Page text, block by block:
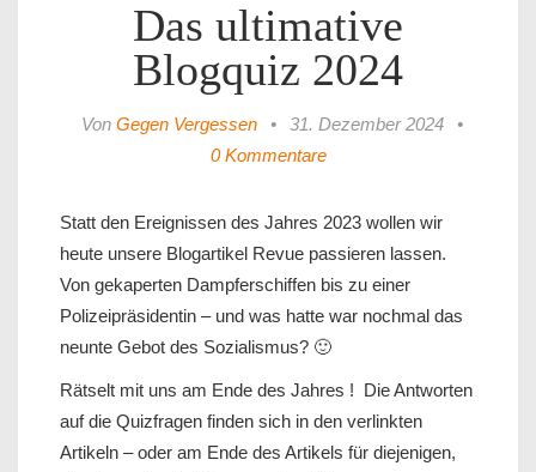
Das ultimative
Blogquiz 2024
Von Gegen Vergessen • 31. Dezember 2024
•
0 Kommentare
Statt den Ereignissen des Jahres 2023 wollen wir
heute unsere Blogartikel Revue passieren lassen.
Von gekaperten Dampferschiffen bis zu einer
Polizeipräsidentin – und was hatte war nochmal das
neunte Gebot des Sozialismus? 🙂
Rätselt mit uns am Ende des Jahres ! Die Antworten
auf die Quizfragen finden sich in den verlinkten
Artikeln – oder am Ende des Artikels für diejenigen,